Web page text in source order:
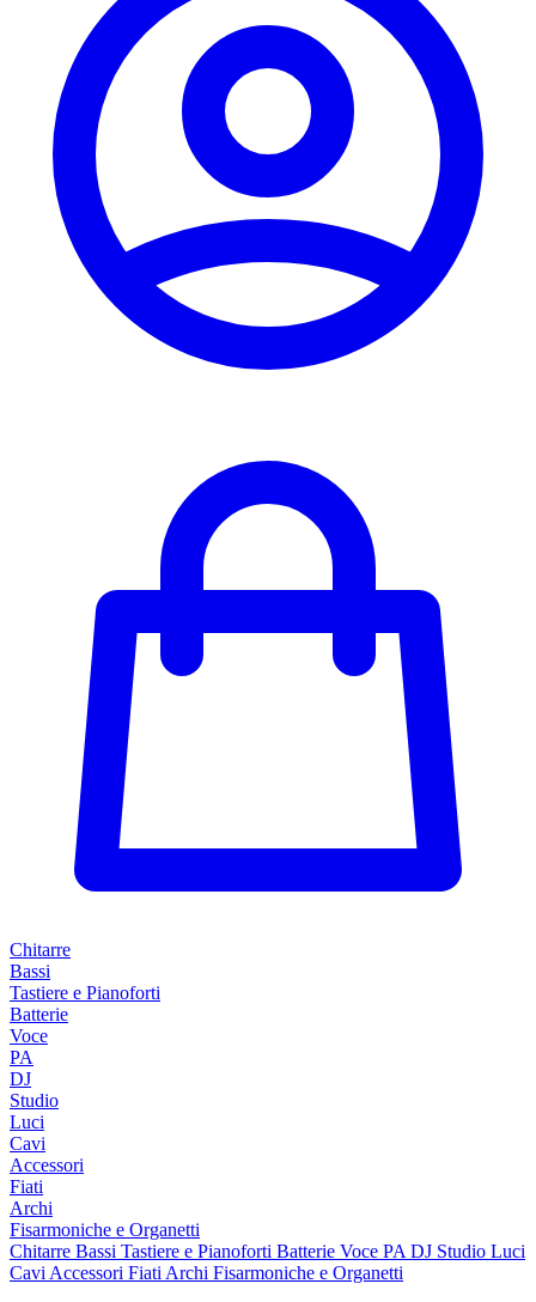
Chitarre
Bassi
Tastiere e Pianoforti
Batterie
Voce
PA
DJ
Studio
Luci
Cavi
Accessori
Fiati
Archi
Fisarmoniche e Organetti
Chitarre Bassi Tastiere e Pianoforti Batterie Voce PA DJ Studio Luci
Cavi Accessori Fiati Archi Fisarmoniche e Organetti